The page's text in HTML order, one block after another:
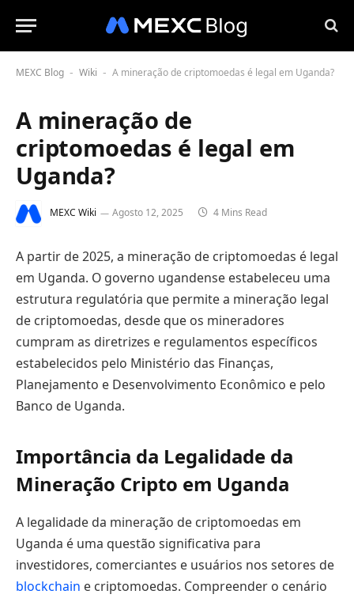
MEXC Blog - Wiki - A mineração de criptomoedas é legal em Uganda?
A mineração de
criptomoedas é legal em
Uganda?
MEXC Wiki Agosto 12, 2025 4 Mins Read
A partir de 2025, a mineração de criptomoedas é legal
em Uganda. O governo ugandense estabeleceu uma
estrutura regulatória que permite a mineração legal
de criptomoedas, desde que os mineradores
cumpram as diretrizes e regulamentos específicos
estabelecidos pelo Ministério das Finanças,
Planejamento e Desenvolvimento Econômico e pelo
Banco de Uganda.
Importância da Legalidade da
Mineração Cripto em Uganda
A legalidade da mineração de criptomoedas em
Uganda é uma questão significativa para
investidores, comerciantes e usuários nos setores de
blockchain e criptomoedas. Compreender o cenário